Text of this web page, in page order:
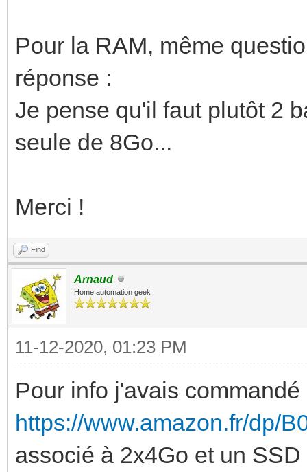
Pour la RAM, même
réponse :
Je pense qu'il faut plutôt 2
seule de 8Go...
Merci !
Find
Arnaud
Home automation geek
11-12-2020, 01:23 PM
Pour info j'avais
https://www.amazon.fr/dp/
associé à 2x4Go et un